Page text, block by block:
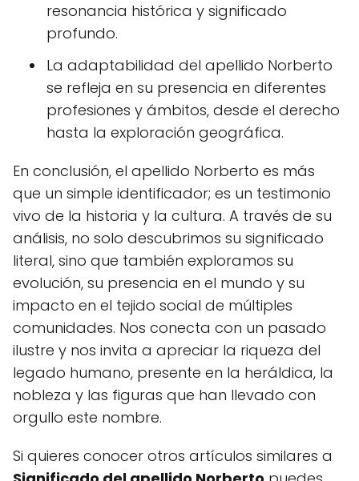
resonancia histórica y significado
profundo.
La adaptabilidad del apellido Norberto
se refleja en su presencia en diferentes
profesiones y ámbitos, desde el derecho
hasta la exploración geográfica.
En conclusión, el apellido Norberto es más
que un simple identificador; es un testimonio
vivo de la historia y la cultura. A través de su
análisis, no solo descubrimos su significado
literal, sino que también exploramos su
evolución, su presencia en el mundo y su
impacto en el tejido social de múltiples
comunidades. Nos conecta con un pasado
ilustre y nos invita a apreciar la riqueza del
legado humano, presente en la heráldica, la
nobleza y las figuras que han llevado con
orgullo este nombre.
Si quieres conocer otros artículos similares a